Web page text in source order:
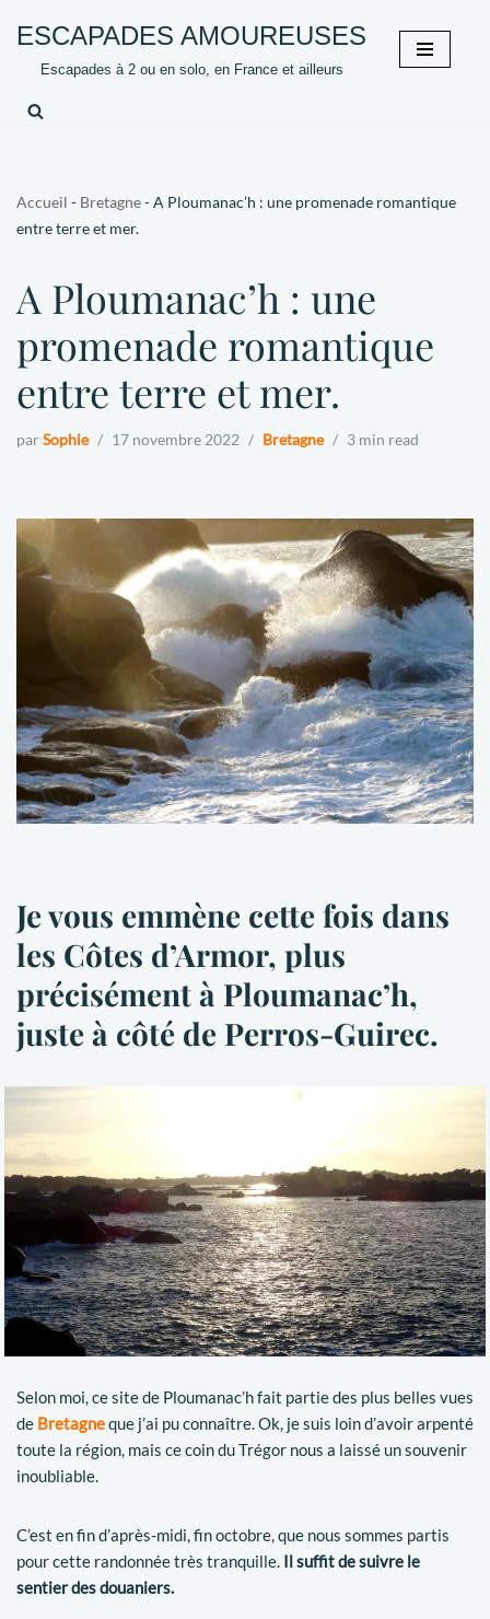
Aller
contenu
ESCAPADES AMOUREUSES
Escapades à 2 ou en solo, en France et ailleurs
Accueil - Bretagne-A Ploumanac’h : une promenade romantique
entre terre et mer.
A Ploumanac’h : une
promenade romantique
entre terre et mer.
par Sophie 17 novembre 2022 Bretagne 3 min read
Je vous emmène cette fois dans
les Côtes d’Armor, plus
précisément à Ploumanac’h,
juste à côté de Perros-Guirec.
Selon moi, ce site de Ploumanac’h fait partie des plus belles vues
de Bretagneque j’ai pu connaître. Ok, je suis loin d’avoir arpenté
toute la région, mais ce coin du Trégor nous a laissé un souvenir
inoubliable.
C’est en fin d’après-midi, fin octobre, que nous sommes partis
pour cette randonnée très tranquille. Il suffit de suivre le
sentier des douaniers.